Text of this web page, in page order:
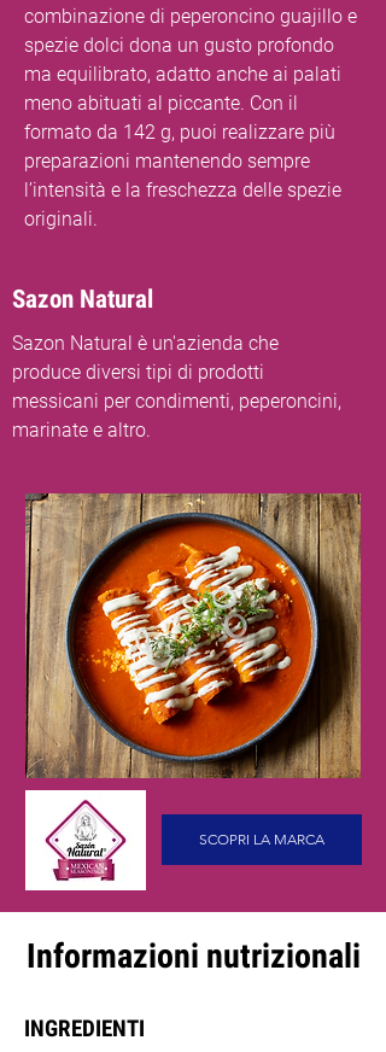
combinazione di peperoncino guajillo e
spezie dolci dona un gusto profondo
ma equilibrato, adatto anche ai palati
meno abituati al piccante. Con il
formato da 142 g, puoi realizzare più
preparazioni mantenendo sempre
l’intensità e la freschezza delle spezie
originali.
Sazon Natural
Sazon Natural è un'azienda che
produce diversi tipi di prodotti
messicani per condimenti, peperoncini,
marinate e altro.
SCOPRI LA MARCA
Informazioni nutrizionali
INGREDIENTI